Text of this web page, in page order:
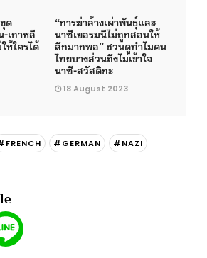
ด
เกาหลี
ห้ใครได้
“การฆ่าล้างเผ่าพันธุ์และ
นาซีเยอรมนีไม่ถูกสอนให้
ลึกมากพอ” ชวนดูทำไมคน
ไทยบางส่วนถึงไม่เข้าใจ
นาซี-สวัสดิกะ
18 August 2023
#GERMAN
#NAZI